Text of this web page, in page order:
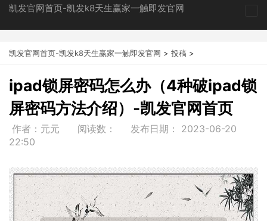
凯发官网首页-凯发k8天生赢家一触即发官网
凯发官网首页-凯发k8天生赢家一触即发官网 > 投稿 >
ipad锁屏密码怎么办（4种破ipad锁
屏密码方法介绍）-凯发官网首页
作者：元元 阅读数： 发布日期： 2023-06-20
22:50